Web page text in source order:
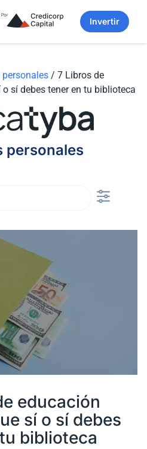
Invertir
/ 7 Libros de
sí debes tener en tu biblioteca
personales
educación
sí o sí debes
biblioteca